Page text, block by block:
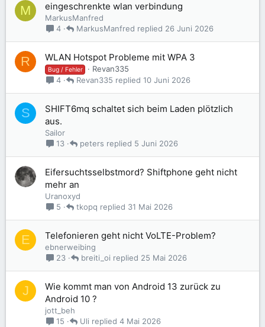
M eingeschrenkte wlan verbindung
MarkusManfred
4
26 Juni 2026
MarkusManfred
R WLAN Hotspot Probleme mit WPA 3
Bug / Fehler
Revan335
4
10 Juni 2026
Revan335
S
SHIFT6mq schaltet sich beim Laden plötzlich
aus.
Sailor
13
5 Juni 2026
peters
Eifersuchtsselbstmord? Shiftphone geht nicht
mehr an
Uranoxyd
5
31 Mai 2026
tkopq
E Telefonieren geht nicht VoLTE-Problem?
ebnerweibing
23
25 Mai 2026
breiti_oi
J
Wie kommt man von Android 13 zurück zu
Android 10 ?
jott_beh
15
4 Mai 2026
Uli